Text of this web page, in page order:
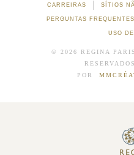
CARREIRAS SÍTIOS
PERGUNTAS FREQUENTES
USO
© 2026 REGINA
POR